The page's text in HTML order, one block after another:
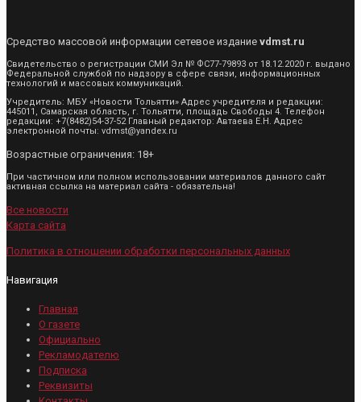
Средство массовой информации сетевое издание vdmst.ru
Свидетельство о регистрации СМИ Эл № ФС77-79893 от 18.12.2020 г. выдано
Федеральной службой по надзору в сфере связи, информационных
технологий и массовых коммуникаций.
Учредитель: МБУ «Новости Тольятти» Адрес учредителя и редакции:
445011, Самарская область, г. Тольятти, площадь Свободы 4. Телефон
редакции: +7(8482)54-37-52 Главный редактор: Автаева Е.Н. Адрес
электронной почты: vdmst@yandex.ru
Возрастные ограничения: 18+
При частичном или полном использовании материалов данного сайт
активная ссылка на материал сайта - обязательна!
Все новости
Карта сайта
Политика в отношении обработки персональных данных
Навигация
Главная
О газете
Официально
Рекламодателю
Подписка
Реквизиты